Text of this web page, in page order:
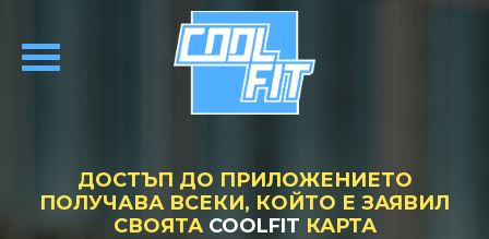
ДОСТЪП ДО ПРИЛОЖЕНИЕТО
ПОЛУЧАВА ВСЕКИ, КОЙТО Е ЗАЯВИЛ
СВОЯТАCOOLFIT КАРТА